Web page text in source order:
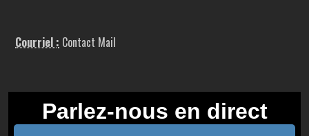
Courriel : Contact Mail